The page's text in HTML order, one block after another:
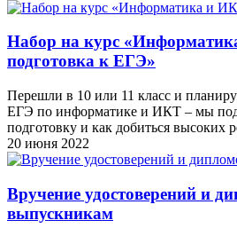
Набор на курс
подготовка к ЕГЭ»
Перешли в 10 или 11 класс и
ЕГЭ по информатике и ИКТ – мы
подготовку и как добиться высоких
20 июня 2022
Вручение удостоверений и
выпускникам